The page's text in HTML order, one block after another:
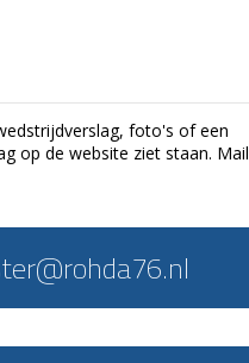
foto's of een
op de website ziet staan. Mail